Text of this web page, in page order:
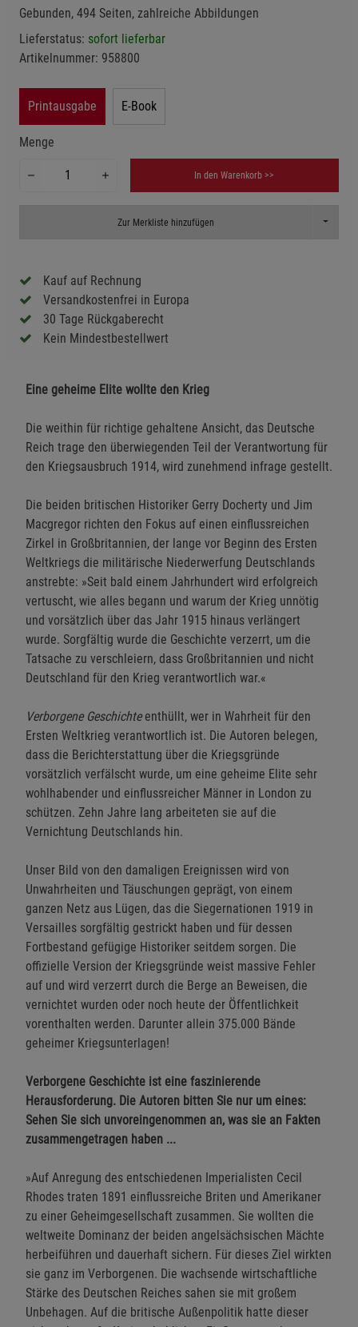
Gebunden, 494 Seiten, zahlreiche Abbildungen
Lieferstatus: sofort lieferbar
Artikelnummer: 958800
Printausgabe E-Book
Menge
In den Warenkorb >>
Zur Merkliste hinzufügen Toggle
Kauf auf Rechnung
Versandkostenfrei in Europa
30 Tage Rückgaberecht
Kein Mindestbestellwert
Eine geheime Elite wollte den Krieg
Die weithin für richtige gehaltene Ansicht, das Deutsche
Reich trage den überwiegenden Teil der Verantwortung für
den Kriegsausbruch 1914, wird zunehmend infrage gestellt.
Die beiden britischen Historiker Gerry Docherty und Jim
Macgregor richten den Fokus auf einen einflussreichen
Zirkel in Großbritannien, der lange vor Beginn des Ersten
Weltkriegs die militärische Niederwerfung Deutschlands
anstrebte: »Seit bald einem Jahrhundert wird erfolgreich
vertuscht, wie alles begann und warum der Krieg unnötig
und vorsätzlich über das Jahr 1915 hinaus verlängert
wurde. Sorgfältig wurde die Geschichte verzerrt, um die
Tatsache zu verschleiern, dass Großbritannien und nicht
Deutschland für den Krieg verantwortlich war.«
Verborgene Geschichteenthüllt, wer in Wahrheit für den
Ersten Weltkrieg verantwortlich ist. Die Autoren belegen,
dass die Berichterstattung über die Kriegsgründe
vorsätzlich verfälscht wurde, um eine geheime Elite sehr
wohlhabender und einflussreicher Männer in London zu
schützen. Zehn Jahre lang arbeiteten sie auf die
Vernichtung Deutschlands hin.
Unser Bild von den damaligen Ereignissen wird von
Unwahrheiten und Täuschungen geprägt, von einem
ganzen Netz aus Lügen, das die Siegernationen 1919 in
Versailles sorgfältig gestrickt haben und für dessen
Fortbestand gefügige Historiker seitdem sorgen. Die
offizielle Version der Kriegsgründe weist massive Fehler
auf und wird verzerrt durch die Berge an Beweisen, die
vernichtet wurden oder noch heute der Öffentlichkeit
vorenthalten werden. Darunter allein 375.000 Bände
geheimer Kriegsunterlagen!
Verborgene Geschichte ist eine faszinierende
Herausforderung. Die Autoren bitten Sie nur um eines:
Sehen Sie sich unvoreingenommen an, was sie an Fakten
zusammengetragen haben ...
»Auf Anregung des entschiedenen Imperialisten Cecil
Rhodes traten 1891 einflussreiche Briten und Amerikaner
zu einer Geheimgesellschaft zusammen. Sie wollten die
weltweite Dominanz der beiden angelsächsischen Mächte
herbeiführen und dauerhaft sichern. Für dieses Ziel wirkten
sie ganz im Verborgenen. Die wachsende wirtschaftliche
Stärke des Deutschen Reiches sahen sie mit großem
Unbehagen. Auf die britische Außenpolitik hatte dieser